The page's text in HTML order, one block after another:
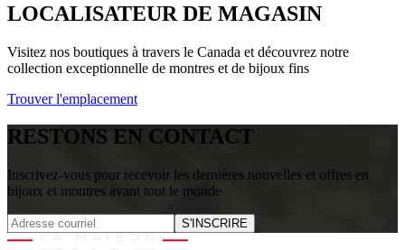
LOCALISATEUR DE MAGASIN
Visitez nos boutiques à travers le Canada et découvrez notre
collection exceptionnelle de montres et de bijoux fins
Trouver l'emplacement
RESTONS EN CONTACT
Inscrivez-vous pour recevoir les dernières nouvelles et offres en
bijoux et montres avant tout le monde
S'INSCRIRE